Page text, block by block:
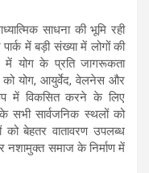
साधना की भूमि रही
में बड़ी संख्या में लोगों की
में योग के प्रति जागरूकता
को योग, आयुर्वेद, वेलनेस और
में विकसित करने के लिए
के सभी सार्वजनिक स्थलों को
बेहतर वातावरण उपलब्ध
समाज के निर्माण में